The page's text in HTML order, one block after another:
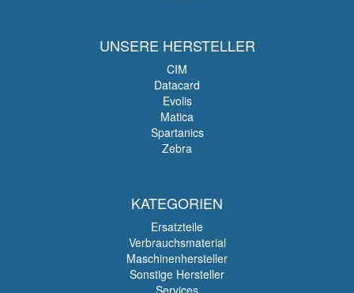
UNSERE HERSTELLER
CIM
Datacard
Evolis
Matica
Spartanics
Zebra
KATEGORIEN
Ersatzteile
Verbrauchsmaterial
Maschinenhersteller
Sonstige Hersteller